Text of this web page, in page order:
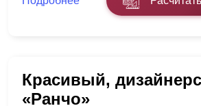
Красивый,
«Ранчо»